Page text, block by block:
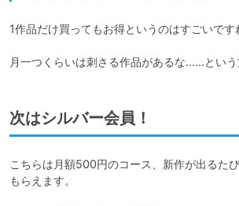
1作品だけ買ってもお得というのはすごいです
月一つくらいは刺さる作品があるな......とい
次はシルバー会員！
こちらは月額500円のコース、新作が出るた
もらえます。